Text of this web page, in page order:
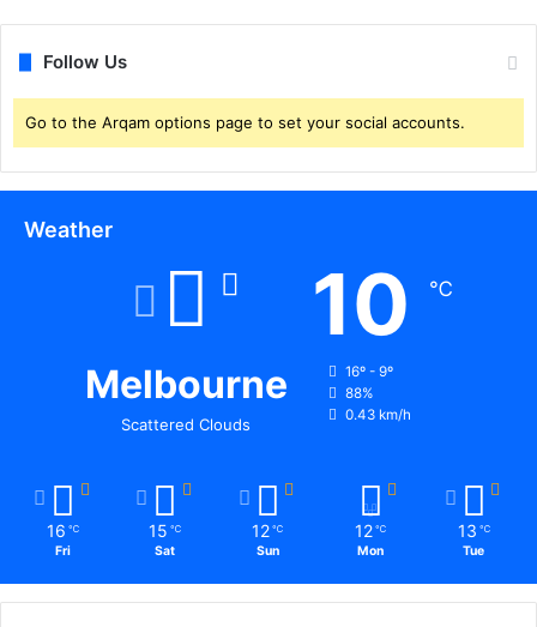
Follow Us
Go to the Arqam options page to set your social accounts.
Weather
Melbourne
Scattered Clouds
10 ℃
16º - 9º
88%
0.43 km/h
16 ℃
Fri
15 ℃
Sat
12 ℃
Sun
12 ℃
Mon
13 ℃
Tue